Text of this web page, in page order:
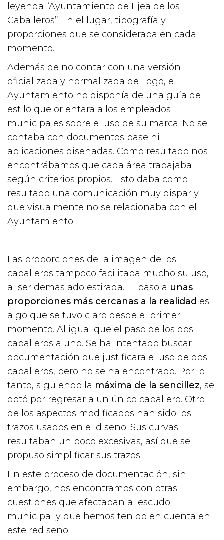
leyenda “Ayuntamiento de Ejea de los
Caballeros” En el lugar, tipografía y
proporciones que se consideraba en cada
momento.
Además de no contar con una versión
oficializada y normalizada del logo, el
Ayuntamiento no disponía de una guía de
estilo que orientara a los empleados
municipales sobre el uso de su marca. No se
contaba con documentos base ni
aplicaciones diseñadas. Como resultado nos
encontrábamos que cada área trabajaba
según criterios propios. Esto daba como
resultado una comunicación muy dispar y
que visualmente no se relacionaba con el
Ayuntamiento.
Las proporciones de la imagen de los
caballeros tampoco facilitaba mucho su uso,
al ser demasiado estirada. El paso a unas
proporciones más cercanas a la realidad es
algo que se tuvo claro desde el primer
momento. Al igual que el paso de los dos
caballeros a uno. Se ha intentado buscar
documentación que justificara el uso de dos
caballeros, pero no se ha encontrado. Por lo
tanto, siguiendo la máxima de la sencillez, se
optó por regresar a un único caballero. Otro
de los aspectos modificados han sido los
trazos usados en el diseño. Sus curvas
resultaban un poco excesivas, así que se
propuso simplificar sus trazos.
En este proceso de documentación, sin
embargo, nos encontramos con otras
cuestiones que afectaban al escudo
municipal y que hemos tenido en cuenta en
este rediseño.